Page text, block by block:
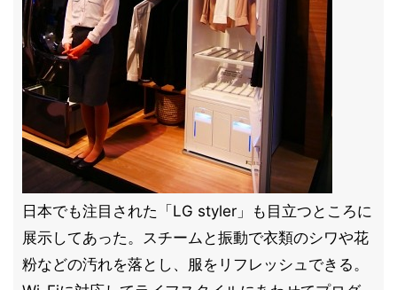
日本でも注目された「LG styler」も目立つところに
展示してあった。スチームと振動で衣類のシワや花
粉などの汚れを落とし、服をリフレッシュできる。